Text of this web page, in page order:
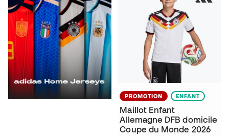
PROMOTION ENFANT
Maillot Enfant
Allemagne DFB domicile
Coupe du Monde 2026